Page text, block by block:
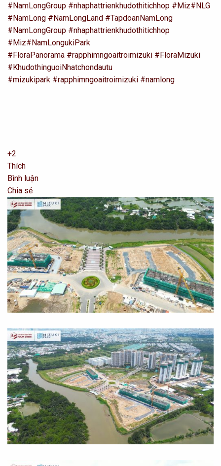
#NamLongGroup #nhaphattrienkhudothitichhop #Miz#NLG
#NamLong #NamLongLand #TapdoanNamLong
#NamLongGroup #nhaphattrienkhudothitichhop
#Miz#NamLongukiPark
#FloraPanorama #rapphimngoaitroimizuki #FloraMizuki
#KhudothinguoiNhatchondautu
#mizukipark #rapphimngoaitroimizuki #namlong
+2
Thích
Bình luận
Chia sẻ